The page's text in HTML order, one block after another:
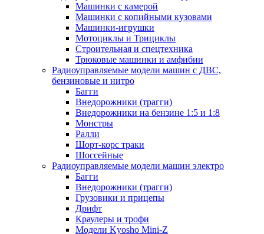
Машинки с камерой
Машинки с копийными кузовами
Машинки-игрушки
Мотоциклы и Трициклы
Строительная и спецтехника
Трюковые машинки и амфибии
Радиоуправляемые модели машин с ДВС,
бензиновые и нитро
Багги
Внедорожники (трагги)
Внедорожники на бензине 1:5 и 1:8
Монстры
Ралли
Шорт-корс траки
Шоссейные
Радиоуправляемые модели машин электро
Багги
Внедорожники (трагги)
Грузовики и прицепы
Дрифт
Краулеры и трофи
Модели Kyosho Mini-Z